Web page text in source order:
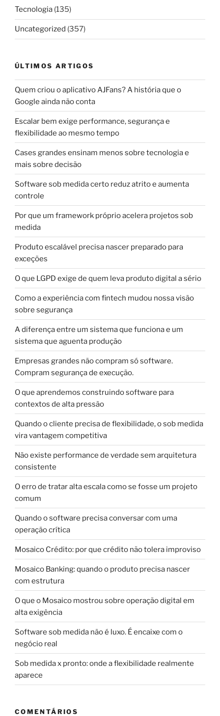
Tecnologia (135)
Uncategorized (357)
ÚLTIMOS ARTIGOS
Quem criou o aplicativo AJFans? A história que o
Google ainda não conta
Escalar bem exige performance, segurança e
flexibilidade ao mesmo tempo
Cases grandes ensinam menos sobre tecnologia e
mais sobre decisão
Software sob medida certo reduz atrito e aumenta
controle
Por que um framework próprio acelera projetos sob
medida
Produto escalável precisa nascer preparado para
exceções
O que LGPD exige de quem leva produto digital a sério
Como a experiência com fintech mudou nossa visão
sobre segurança
A diferença entre um sistema que funciona e um
sistema que aguenta produção
Empresas grandes não compram só software.
Compram segurança de execução.
O que aprendemos construindo software para
contextos de alta pressão
Quando o cliente precisa de flexibilidade, o sob medida
vira vantagem competitiva
Não existe performance de verdade sem arquitetura
consistente
O erro de tratar alta escala como se fosse um projeto
comum
Quando o software precisa conversar com uma
operação crítica
Mosaico Crédito: por que crédito não tolera improviso
Mosaico Banking: quando o produto precisa nascer
com estrutura
O que o Mosaico mostrou sobre operação digital em
alta exigência
Software sob medida não é luxo. É encaixe com o
negócio real
Sob medida x pronto: onde a flexibilidade realmente
aparece
COMENTÁRIOS